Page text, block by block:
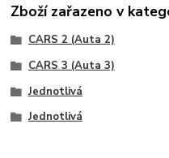
Zboží zařazeno v
CARS 2 (Auta 2)
CARS 3 (Auta 3)
Jednotlivá
Jednotlivá